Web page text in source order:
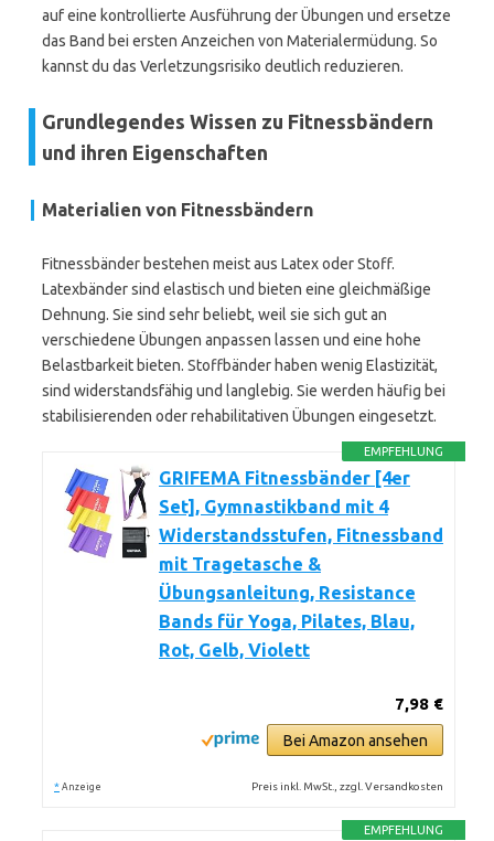
auf eine kontrollierte Ausführung der Übungen und ersetze
das Band bei ersten Anzeichen von Materialermüdung. So
kannst du das Verletzungsrisiko deutlich reduzieren.
Grundlegendes Wissen zu Fitnessbändern
und ihren Eigenschaften
Materialien von Fitnessbändern
Fitnessbänder bestehen meist aus Latex oder Stoff.
Latexbänder sind elastisch und bieten eine gleichmäßige
Dehnung. Sie sind sehr beliebt, weil sie sich gut an
verschiedene Übungen anpassen lassen und eine hohe
Belastbarkeit bieten. Stoffbänder haben wenig Elastizität,
sind widerstandsfähig und langlebig. Sie werden häufig bei
stabilisierenden oder rehabilitativen Übungen eingesetzt.
EMPFEHLUNG
GRIFEMA Fitnessbänder [4er
Set], Gymnastikband mit 4
Widerstandsstufen, Fitnessband
mit Tragetasche &
Übungsanleitung, Resistance
Bands für Yoga, Pilates, Blau,
Rot, Gelb, Violett
7,98 €
Bei Amazon ansehen
* Anzeige Preis inkl. MwSt., zzgl. Versandkosten
EMPFEHLUNG